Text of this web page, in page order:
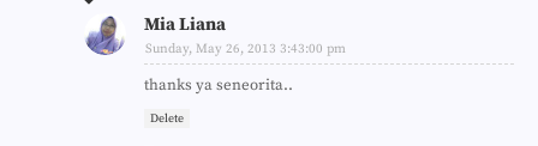
Mia Liana
Sunday, May 26, 2013 3:43:00 pm
thanks ya seneorita..
Delete